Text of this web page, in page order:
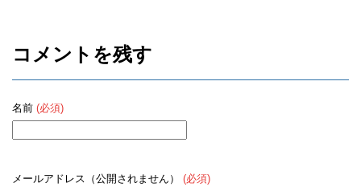
コメントを残す
名前 (必須)
メールアドレス（公開されません） (必須)